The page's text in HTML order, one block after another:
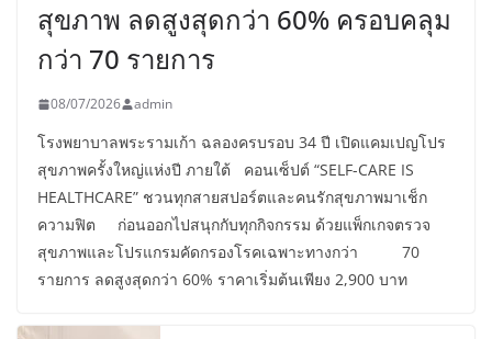
สุขภาพ ลดสูงสุดกว่า 60% ครอบคลุม
กว่า 70 รายการ
08/07/2026 admin
โรงพยาบาลพระรามเก้า ฉลองครบรอบ 34 ปี เปิดแคมเปญโปร
สุขภาพครั้งใหญ่แห่งปี ภายใต้ คอนเซ็ปต์ “SELF-CARE IS
HEALTHCARE” ชวนทุกสายสปอร์ตและคนรักสุขภาพมาเช็ก
ความฟิต ก่อนออกไปสนุกกับทุกกิจกรรม ด้วยแพ็กเกจตรวจ
สุขภาพและโปรแกรมคัดกรองโรคเฉพาะทางกว่า 70
รายการ ลดสูงสุดกว่า 60% ราคาเริ่มต้นเพียง 2,900 บาท